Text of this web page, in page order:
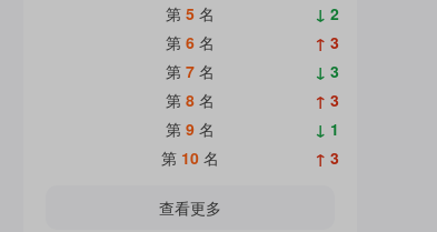
第 5 名
↓ 2
第 6 名
↑ 3
第 7 名
↓ 3
第 8 名
↑ 3
第 9 名
↓ 1
第 10 名 ↑ 3
查看更多